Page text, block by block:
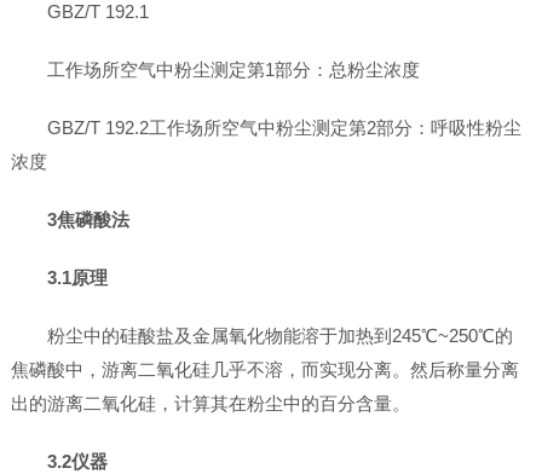
GBZ/T 192.1
工作场所空气中粉尘测定第1部分：总粉尘浓度
GBZ/T 192.2工作场所空气中粉尘测定第2部分：呼吸性粉尘
浓度
3焦磷酸法
3.1原理
粉尘中的硅酸盐及金属氧化物能溶于加热到245℃~250℃的
焦磷酸中，游离二氧化硅几乎不溶，而实现分离。然后称量分离
出的游离二氧化硅，计算其在粉尘中的百分含量。
3.2仪器